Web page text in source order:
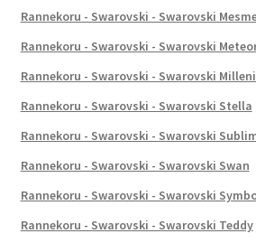
Rannekoru - Swarovski - Swarovski
Rannekoru - Swarovski - Swarovski
Rannekoru - Swarovski - Swarovski
Rannekoru - Swarovski - Swarovski Stella
Rannekoru - Swarovski - Swarovski
Rannekoru - Swarovski - Swarovski Swan
Rannekoru - Swarovski - Swarovski
Rannekoru - Swarovski - Swarovski Teddy